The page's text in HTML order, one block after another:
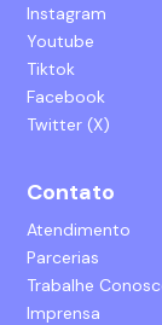
Instagram
Youtube
Tiktok
Facebook
Twitter (X)
Contato
Atendimento
Parcerias
Trabalhe
Imprensa